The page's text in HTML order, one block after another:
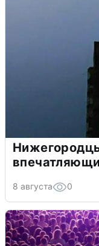
8 августа 0